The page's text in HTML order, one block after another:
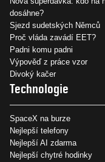
dosáhne?
Sjezd sudetských Němců
Proč vláda zavádí EET?
Padni komu padni
Výpověď z práce vzor
Divoký kačer
Technologie
SpaceX na burze
Nejlepší telefony
Nejlepší AI zdarma
Nejlepší chytré hodinky